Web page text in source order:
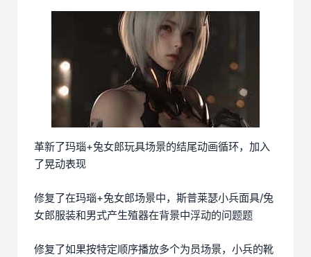
革新了玛瑙+兔女郎玩具场景的结尾动画循环，加入
了晃动表现
修复了在玛瑙+兔女郎场景中，斯普莱瑟小兵面具/兔
女郎服装和男式产生殖器在背景中浮动的问题题
修复了如果按特定顺序播放多个为员场景，小兵的靴